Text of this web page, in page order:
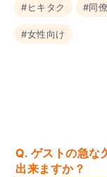
#ヒキタク #同
#女性向け
Q. ゲストの急な
出来ますか？